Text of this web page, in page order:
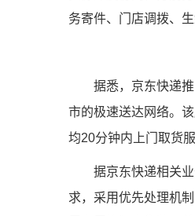
务寄件、门店调拨、
据悉，京东快递
市的极速送达网络。
均20分钟内上门取货
据京东快递相关
求，采用优先处理机